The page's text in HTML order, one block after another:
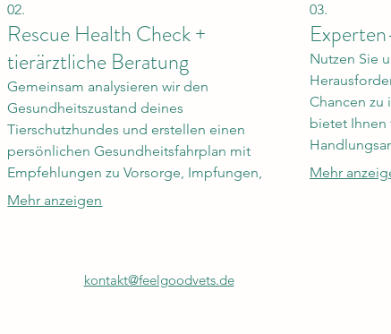
02.
Rescue Health Check +
tierärztliche Beratung
Gemeinsam analysieren wir den
Gesundheitszustand deines
Tierschutzhundes und erstellen einen
persönlichen Gesundheitsfahrplan mit
Empfehlungen zu Vorsorge, Impfungen,
Parasiten, Ernährung,
Mehr anzeigen
03.
Nutzen Sie
Chancen zu
bietet
Mehr
kontakt@feelgoodvets.de